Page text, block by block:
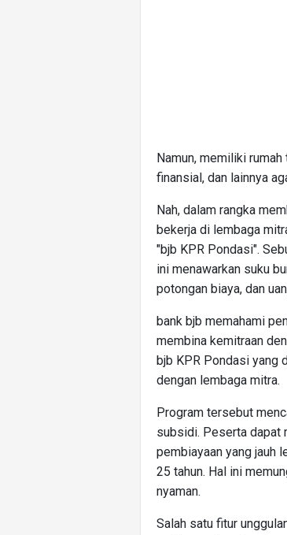
Namun, memiliki
finansial, dan lainnya
Nah, dalam rangka
bekerja di lembaga
"bjb KPR Pondasi".
ini menawarkan suku
potongan biaya, dan
bank bjb memahami
membina kemitraan
bjb KPR Pondasi yang
dengan lembaga mitra.
Program tersebut
subsidi. Peserta dapat
pembiayaan yang jauh
25 tahun. Hal ini
nyaman.
Salah satu fitur